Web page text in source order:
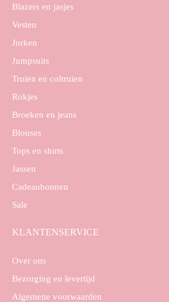
Blazers en jasjes
Vesten
Jurken
Jumpsuits
Truien en coltruien
Rokjes
Broeken en jeans
Blouses
Tops en shirts
Jassen
Cadeaubonnen
Sale
KLANTENSERVICE
Over ons
Bezorging en levertijd
Algemene voorwaarden